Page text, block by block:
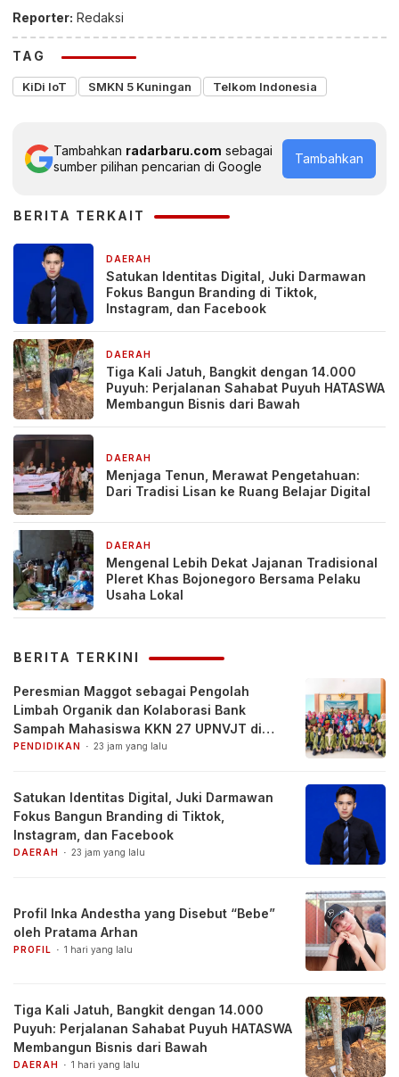
Reporter: Redaksi
TAG
KiDi IoT SMKN 5 Kuningan Telkom Indonesia
Tambahkan radarbaru.com sebagai
sumber pilihan pencarian di Google
Tambahkan
BERITA TERKAIT
DAERAH
Satukan Identitas Digital, Juki Darmawan
Fokus Bangun Branding di Tiktok,
Instagram, dan Facebook
DAERAH
Tiga Kali Jatuh, Bangkit dengan 14.000
Puyuh: Perjalanan Sahabat Puyuh HATASWA
Membangun Bisnis dari Bawah
DAERAH
Menjaga Tenun, Merawat Pengetahuan:
Dari Tradisi Lisan ke Ruang Belajar Digital
DAERAH
Mengenal Lebih Dekat Jajanan Tradisional
Pleret Khas Bojonegoro Bersama Pelaku
Usaha Lokal
BERITA TERKINI
Peresmian Maggot sebagai Pengolah
Limbah Organik dan Kolaborasi Bank
Sampah Mahasiswa KKN 27 UPNVJT di
Desa Pacul, Bojonegoro
PENDIDIKAN 23 jam yang lalu
Satukan Identitas Digital, Juki Darmawan
Fokus Bangun Branding di Tiktok,
Instagram, dan Facebook
DAERAH 23 jam yang lalu
Profil Inka Andestha yang Disebut “Bebe”
oleh Pratama Arhan
PROFIL 1 hari yang lalu
Tiga Kali Jatuh, Bangkit dengan 14.000
Puyuh: Perjalanan Sahabat Puyuh HATASWA
Membangun Bisnis dari Bawah
DAERAH 1 hari yang lalu